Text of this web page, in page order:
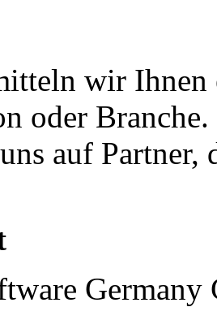
wir Ihnen
oder
auf Partner,
Germany